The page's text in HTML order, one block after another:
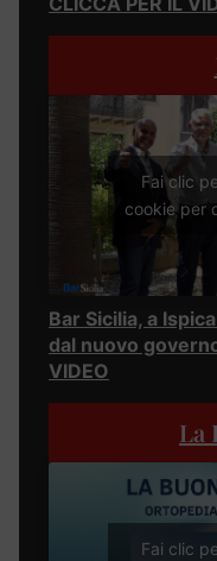
Fai clic
cookie per
Bar Sicilia, a
dal nuovo
VIDEO
La
Fai clic